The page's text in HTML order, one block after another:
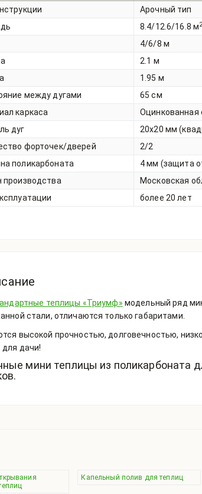
Арочный тип
8.4/12.6/16.8 м
4/6/8 м
2.1 м
1.95 м
между дугами
65 см
каркаса
Оцинкованная
дуг
20х20 мм
форточек/дверей
2/2
поликарбоната
4 мм (защита
производства
Московская
более 20 лет
теплицы «Триумф» модельный ряд
стали, отличаются только габаритами.
высокой прочностью, долговечностью,
для дачи!
мини теплицы из поликарбоната
Капельный полив для теплиц